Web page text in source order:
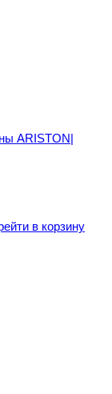
ARISTON|
в корзину